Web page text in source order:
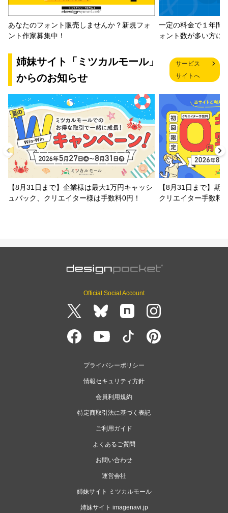
あなたのフォント販売しませんか？新規フォ
ント作家募集中！
一定の料金で１年間
ォント数が多い方に
姉妹サイト「ミツカルモール」
からのお知らせ
サービス
サイトへ
【8月31日まで】企業様は最大1万円キャッシ
ュバック、クリエイター様は手数料0円！
【8月31日まで】期
クリエイター手数料
Official Social Account
プライバシーポリシー
情報セキュリティ方針
会員利用規約
特定商取引法に基づく表記
ご利用ガイド
よくあるご質問
お問い合わせ
運営会社
姉妹サイト ミツカルモール
姉妹サイト imagenavi.jp